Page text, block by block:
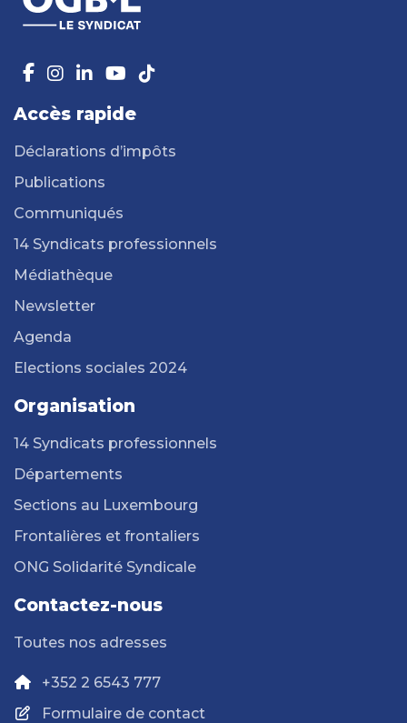
Accès rapide
Déclarations d’impôts
Publications
Communiqués
14 Syndicats professionnels
Médiathèque
Newsletter
Agenda
Elections sociales 2024
Organisation
14 Syndicats professionnels
Départements
Sections au Luxembourg
Frontalières et frontaliers
ONG Solidarité Syndicale
Contactez-nous
Toutes nos adresses
+352 2 6543 777
Formulaire de contact